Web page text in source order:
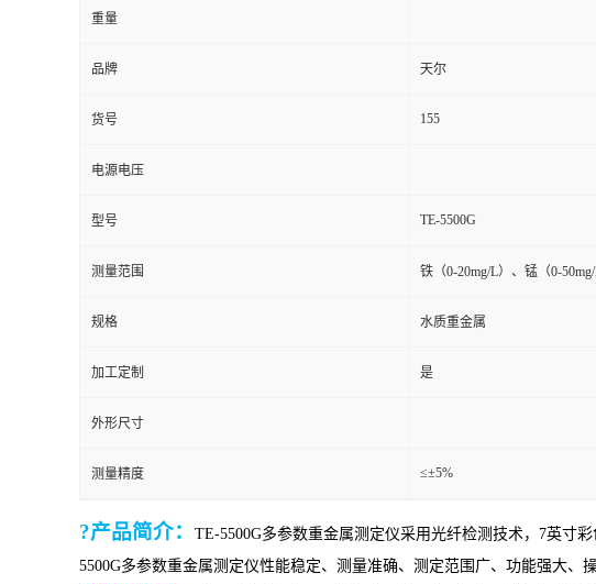
重量
品牌 天尔
货号 155
电源电压
型号 TE-5500G
测量范围 铁（0-20mg/L）、锰（0-
规格 水质重金属
加工定制 是
外形尺寸
测量精度 ≤±5%
?产品简介： TE-5500G多参数重金属测定仪采用光纤检测技术，7英寸
5500G多参数重金属测定仪性能稳定、测量准确、测定范围广、功能强大、